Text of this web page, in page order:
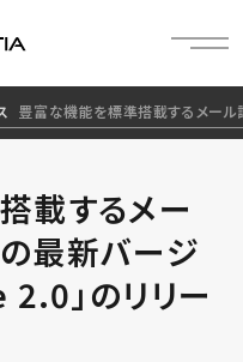
豊富な機能を標準搭載するメー
載するメー
最新バージ
」のリリー